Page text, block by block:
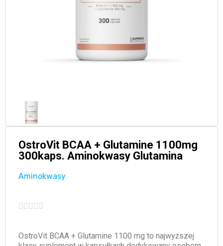
OstroVit BCAA + Glutamine 1100mg
300kaps. Aminokwasy Glutamina
Aminokwasy
    
OstroVit BCAA + Glutamine 1100 mg to najwyższej